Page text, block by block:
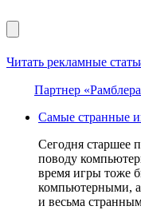
Читать рекламные
Партнер
Самые странные
Сегодня старшее
поводу
время игры тоже
компьютерными,
и весьма